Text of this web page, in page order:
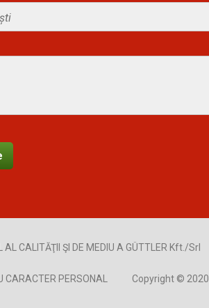
AL CALITĂŢII ŞI DE MEDIU A GÜTTLER Kft./Srl
CARACTER PERSONAL Copyright © 2020